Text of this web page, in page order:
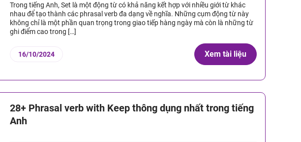
Trong tiếng Anh, Set là một động từ có khả năng kết hợp với nhiều giới từ khác
nhau để tạo thành các phrasal verb đa dạng về nghĩa. Những cụm động từ này
không chỉ là một phần quan trọng trong giao tiếp hàng ngày mà còn là những từ
ghi điểm cao trong […]
16/10/2024 Xem tài liệu
28+ Phrasal verb with Keep thông dụng nhất trong tiếng
Anh